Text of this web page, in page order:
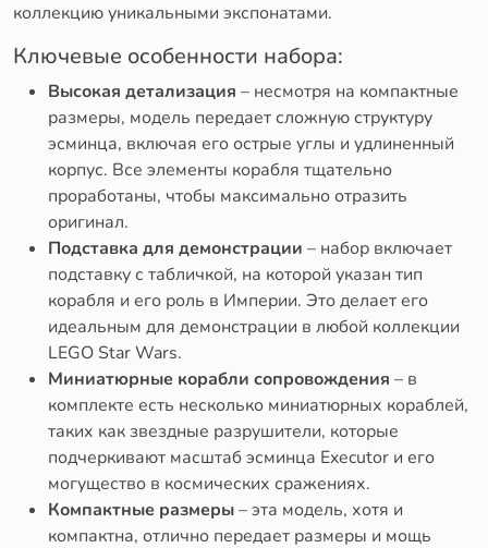
коллекцию уникальными экспонатами.
Ключевые особенности набора:
Высокая детализация – несмотря на компактные
размеры, модель передает сложную структуру
эсминца, включая его острые углы и удлиненный
корпус. Все элементы корабля тщательно
проработаны, чтобы максимально отразить
оригинал.
Подставка для демонстрации – набор включает
подставку с табличкой, на которой указан тип
корабля и его роль в Империи. Это делает его
идеальным для демонстрации в любой коллекции
LEGO Star Wars.
Миниатюрные корабли сопровождения – в
комплекте есть несколько миниатюрных кораблей,
таких как звездные разрушители, которые
подчеркивают масштаб эсминца Executor и его
могущество в космических сражениях.
Компактные размеры– эта модель, хотя и
компактна, отлично передает размеры и мощь